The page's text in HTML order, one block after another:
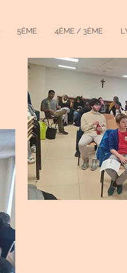
5ÈME 4ÈME / 3ÈME